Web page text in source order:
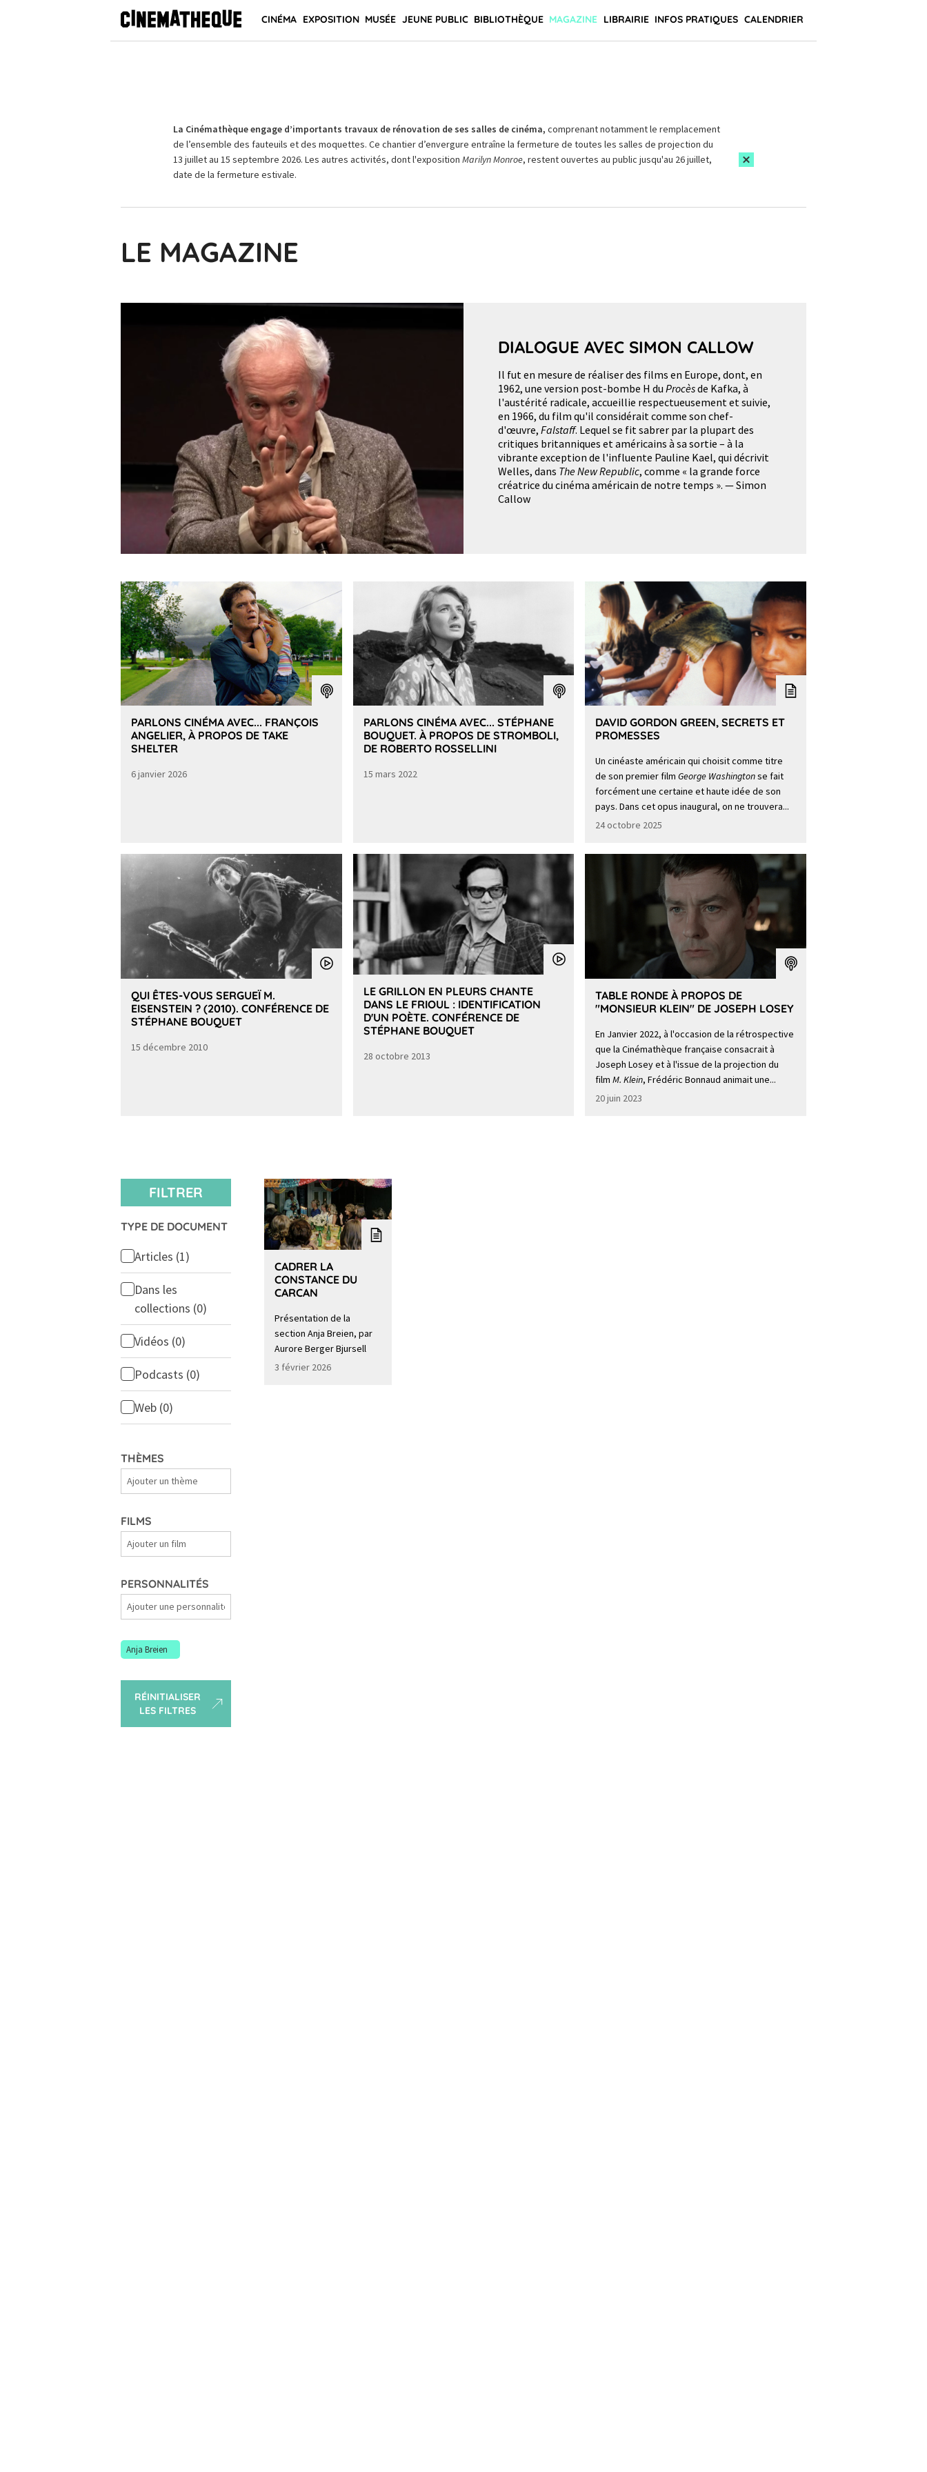
CINÉMA EXPOSITION MUSÉE JEUNE PUBLIC BIBLIOTHÈQUE MAGAZINE LIBRAIRIE INFOS PRATIQUES CALENDRIER
La Cinémathèque engage d’importants travaux de rénovation de ses salles de cinéma, comprenant notamment le remplacement
de l’ensemble des fauteuils et des moquettes. Ce chantier d’envergure entraîne la fermeture de toutes les salles de projection du
13 juillet au 15 septembre 2026. Les autres activités, dont l'exposition Marilyn Monroe, restent ouvertes au public jusqu'au 26 juillet,
date de la fermeture estivale.
LE MAGAZINE
DIALOGUE AVEC SIMON CALLOW
Il fut en mesure de réaliser des films en Europe, dont, en
1962, une version post-bombe H du Procèsde Kafka, à
l'austérité radicale, accueillie respectueusement et suivie,
en 1966, du film qu'il considérait comme son chef-
d'œuvre, Falstaff. Lequel se fit sabrer par la plupart des
critiques britanniques et américains à sa sortie – à la
vibrante exception de l'influente Pauline Kael, qui décrivit
Welles, dans The New Republic, comme « la grande force
créatrice du cinéma américain de notre temps ». — Simon
Callow
PARLONS CINÉMA AVEC... FRANÇOIS
ANGELIER, À PROPOS DE TAKE
SHELTER
6 janvier 2026
PARLONS CINÉMA AVEC... STÉPHANE
BOUQUET. À PROPOS DE STROMBOLI,
DE ROBERTO ROSSELLINI
15 mars 2022
DAVID GORDON GREEN, SECRETS ET
PROMESSES
Un cinéaste américain qui choisit comme titre
de son premier filmGeorge Washingtonse fait
forcément une certaine et haute idée de son
pays. Dans cet opus inaugural, on ne trouvera...
24 octobre 2025
QUI ÊTES-VOUS SERGUEÏ M.
EISENSTEIN ? (2010). CONFÉRENCE DE
STÉPHANE BOUQUET
15 décembre 2010
LE GRILLON EN PLEURS CHANTE
DANS LE FRIOUL : IDENTIFICATION
D'UN POÈTE. CONFÉRENCE DE
STÉPHANE BOUQUET
28 octobre 2013
TABLE RONDE À PROPOS DE
"MONSIEUR KLEIN" DE JOSEPH LOSEY
En Janvier 2022, à l'occasion de la rétrospective
que la Cinémathèque française consacrait à
Joseph Losey et à l'issue de la projection du
filmM. Klein, Frédéric Bonnaud animait une...
20 juin 2023
FILTRER
TYPE DE DOCUMENT
Articles (1)
Dans les
collections (0)
Vidéos (0)
Podcasts (0)
Web (0)
THÈMES
FILMS
PERSONNALITÉS
Anja Breien
RÉINITIALISER
LES FILTRES
CADRER LA
CONSTANCE DU
CARCAN
Présentation de la
section Anja Breien, par
Aurore Berger Bjursell
3 février 2026